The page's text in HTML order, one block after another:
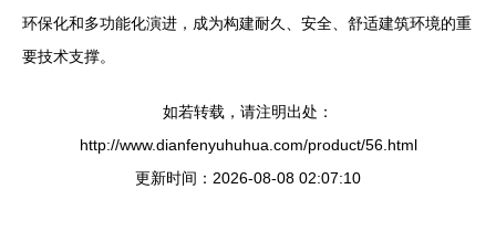
环保化和多功能化演进，成为构建耐久、安全、舒适建筑环境的重
要技术支撑。
如若转载，请注明出处：
http://www.dianfenyuhuhua.com/product/56.html
更新时间：2026-08-08 02:07:10